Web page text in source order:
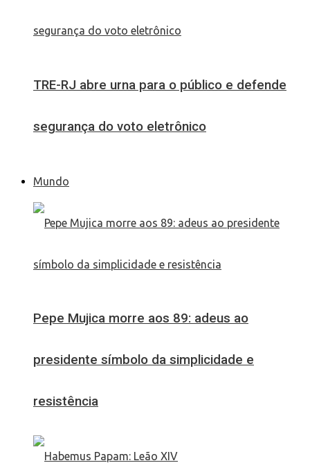
TRE-RJ abre urna para o público e defende
segurança do voto eletrônico
Mundo
Pepe Mujica morre aos 89: adeus ao
presidente símbolo da simplicidade e
resistência